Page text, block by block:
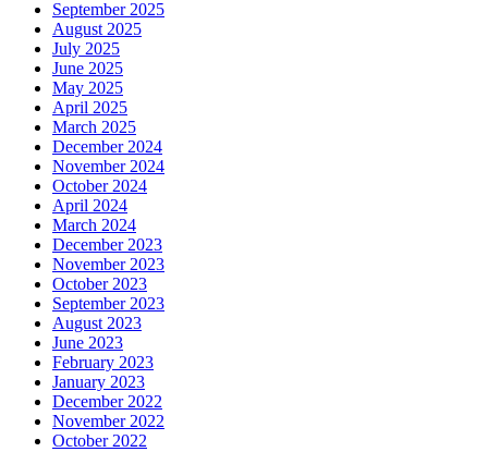
September 2025
August 2025
July 2025
June 2025
May 2025
April 2025
March 2025
December 2024
November 2024
October 2024
April 2024
March 2024
December 2023
November 2023
October 2023
September 2023
August 2023
June 2023
February 2023
January 2023
December 2022
November 2022
October 2022